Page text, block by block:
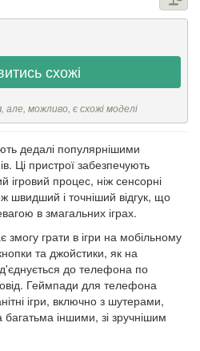
схожі
але, можливо, є схожі моделі
дедалі популярнішими
Ці пристрої забезпечують
ігровий процес, ніж сенсорні
швидший і точніший відгук, що
в змагальних іграх.
грати в ігри на мобільному
та джойстики, як на
до телефона по
Геймпади для телефона
ігри, включно з шутерами,
іншими, зі зручнішим